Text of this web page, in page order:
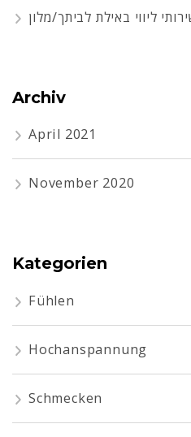
ליווי באילת לביתך/מלון
Archiv
April 2021
November 2020
Kategorien
Fühlen
Hochanspannung
Schmecken